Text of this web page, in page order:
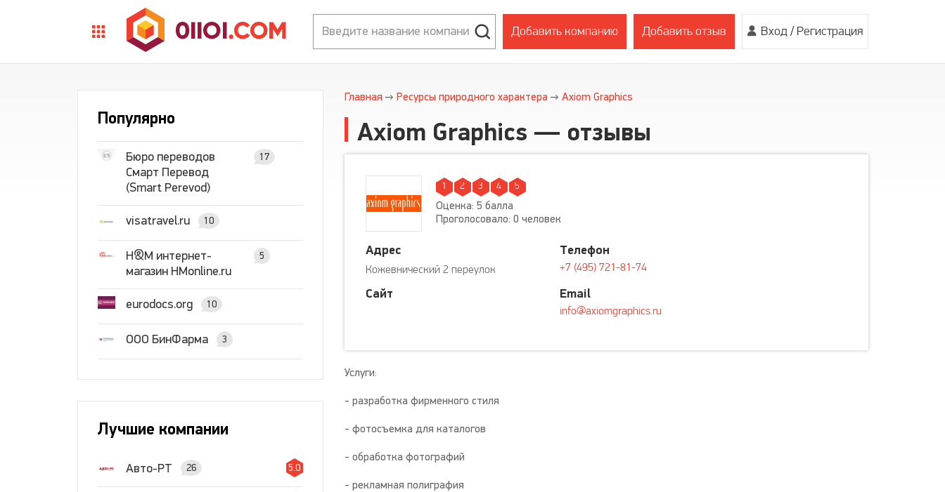
Добавить компанию Добавить отзыв Вход/ Регистрация
Популярно
Бюро переводов
Смарт Перевод
(Smart Perevod)
17
visatravel.ru 10
H&M интернет-
магазин HMonline.ru
5
eurodocs.org 10
ООО БинФарма 3
Лучшие компании
Авто-РТ 26 5.0
Главная Ресурсы природного характера Axiom Graphics
Axiom Graphics — отзывы
1 2 3 4 5
Оценка: 5 балла
Проголосовало: 0 человек
Адрес
Кожевнический 2 переулок
Телефон
+7 (495) 721-81-74
Сайт Email
info@axiomgraphics.ru
Услуги:
- разработка фирменного стиля
- фотосъемка для каталогов
- обработка фотографий
- рекламная полиграфия